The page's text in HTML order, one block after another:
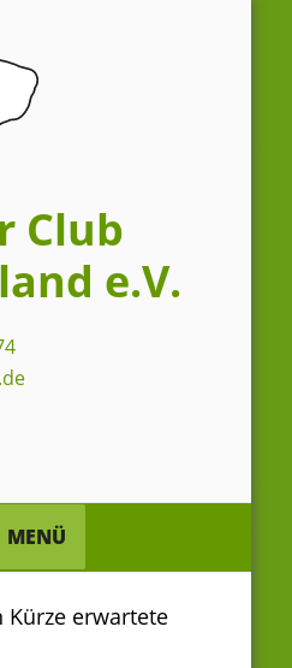
Club
e.V.
MENÜ
Kürze erwartete